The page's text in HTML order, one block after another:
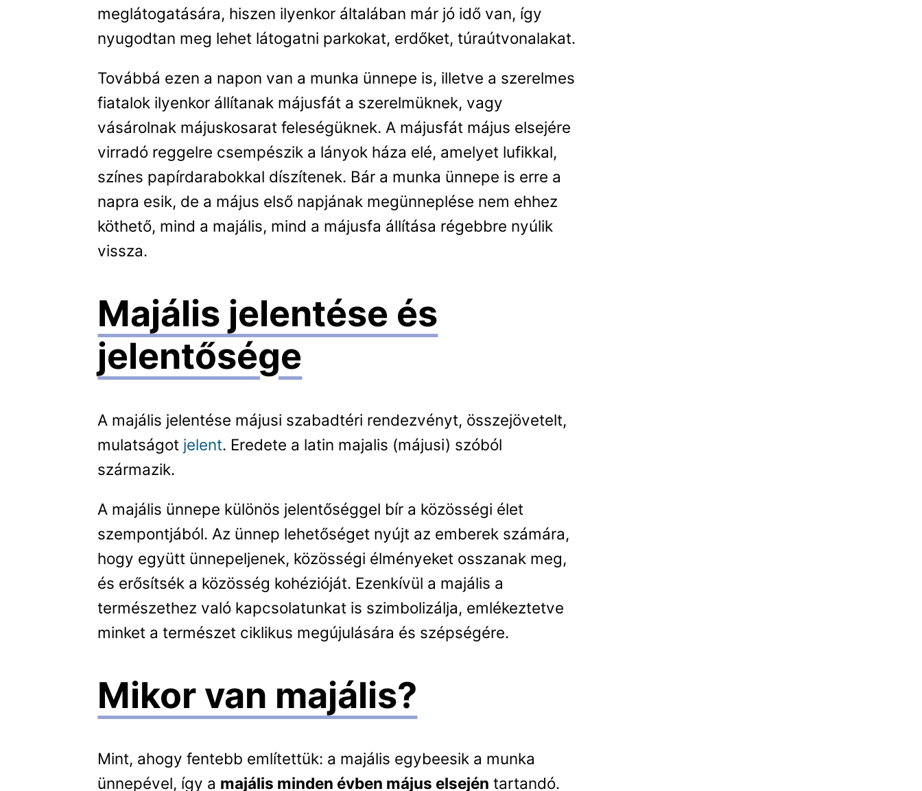
meglátogatására, hiszen ilyenkor általában már jó idő van, így
nyugodtan meg lehet látogatni parkokat, erdőket, túraútvonalakat.
Továbbá ezen a napon van a munka ünnepe is, illetve a szerelmes
fiatalok ilyenkor állítanak májusfát a szerelmüknek, vagy
vásárolnak májuskosarat feleségüknek. A májusfát május elsejére
virradó reggelre csempészik a lányok háza elé, amelyet lufikkal,
színes papírdarabokkal díszítenek. Bár a munka ünnepe is erre a
napra esik, de a május első napjának megünneplése nem ehhez
köthető, mind a majális, mind a májusfa állítása régebbre nyúlik
vissza.
Majális jelentése és
jelentősége
A majális jelentése májusi szabadtéri rendezvényt, összejövetelt,
mulatságot jelent. Eredete a latin majalis (májusi) szóból
származik.
A majális ünnepe különös jelentőséggel bír a közösségi élet
szempontjából. Az ünnep lehetőséget nyújt az emberek számára,
hogy együtt ünnepeljenek, közösségi élményeket osszanak meg,
és erősítsék a közösség kohézióját. Ezenkívül a majális a
természethez való kapcsolatunkat is szimbolizálja, emlékeztetve
minket a természet ciklikus megújulására és szépségére.
Mikor van majális?
Mint, ahogy fentebb említettük: a majális egybeesik a munka
ünnepével, így a majális minden évben május elsején tartandó.